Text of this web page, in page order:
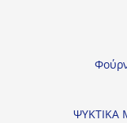
ΨΥΚΤΙΚΑ